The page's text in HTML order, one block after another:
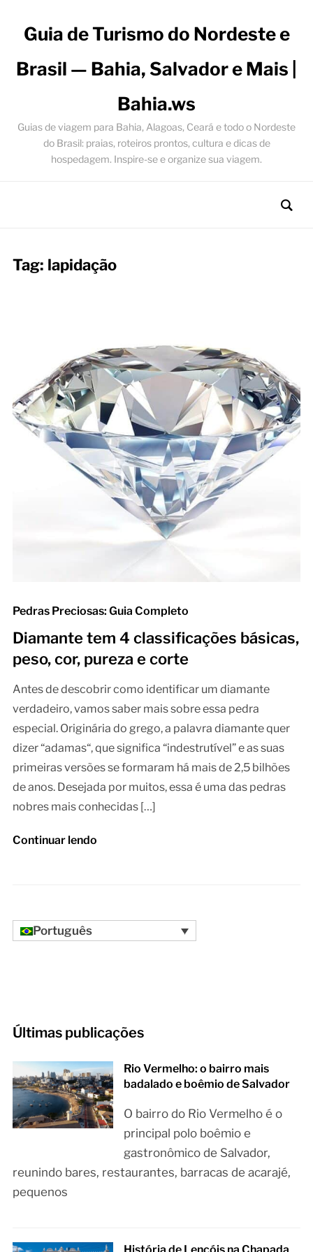
Guia de Turismo do Nordeste e
Brasil — Bahia, Salvador e Mais |
Bahia.ws
Guias de viagem para Bahia, Alagoas, Ceará e todo o Nordeste
do Brasil: praias, roteiros prontos, cultura e dicas de
hospedagem. Inspire-se e organize sua viagem.
Tag: lapidação
Pedras Preciosas: Guia Completo
Diamante tem 4 classificações básicas,
peso, cor, pureza e corte
Antes de descobrir como identificar um diamante
verdadeiro, vamos saber mais sobre essa pedra
especial. Originária do grego, a palavra diamante quer
dizer “adamas“, que significa “indestrutível” e as suas
primeiras versões se formaram há mais de 2,5 bilhões
de anos. Desejada por muitos, essa é uma das pedras
nobres mais conhecidas […]
Continuar lendo
Português
Últimas publicações
Rio Vermelho: o bairro mais
badalado e boêmio de Salvador
O bairro do Rio Vermelho é o
principal polo boêmio e
gastronômico de Salvador,
reunindo bares, restaurantes, barracas de acarajé,
pequenos